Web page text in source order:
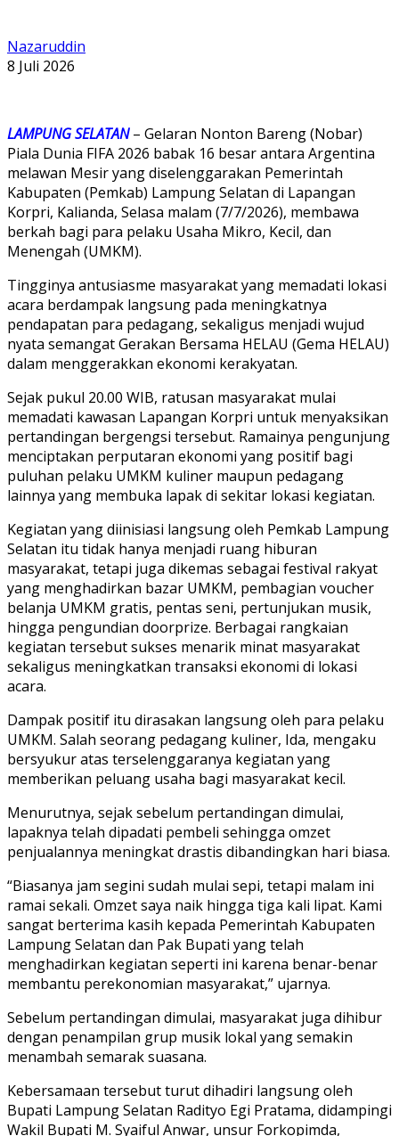
Nazaruddin
8 Juli 2026
LAMPUNG SELATAN– Gelaran Nonton Bareng (Nobar)
Piala Dunia FIFA 2026 babak 16 besar antara Argentina
melawan Mesir yang diselenggarakan Pemerintah
Kabupaten (Pemkab) Lampung Selatan di Lapangan
Korpri, Kalianda, Selasa malam (7/7/2026), membawa
berkah bagi para pelaku Usaha Mikro, Kecil, dan
Menengah (UMKM).
Tingginya antusiasme masyarakat yang memadati lokasi
acara berdampak langsung pada meningkatnya
pendapatan para pedagang, sekaligus menjadi wujud
nyata semangat Gerakan Bersama HELAU (Gema HELAU)
dalam menggerakkan ekonomi kerakyatan.
Sejak pukul 20.00 WIB, ratusan masyarakat mulai
memadati kawasan Lapangan Korpri untuk menyaksikan
pertandingan bergengsi tersebut. Ramainya pengunjung
menciptakan perputaran ekonomi yang positif bagi
puluhan pelaku UMKM kuliner maupun pedagang
lainnya yang membuka lapak di sekitar lokasi kegiatan.
Kegiatan yang diinisiasi langsung oleh Pemkab Lampung
Selatan itu tidak hanya menjadi ruang hiburan
masyarakat, tetapi juga dikemas sebagai festival rakyat
yang menghadirkan bazar UMKM, pembagian voucher
belanja UMKM gratis, pentas seni, pertunjukan musik,
hingga pengundian doorprize. Berbagai rangkaian
kegiatan tersebut sukses menarik minat masyarakat
sekaligus meningkatkan transaksi ekonomi di lokasi
acara.
Dampak positif itu dirasakan langsung oleh para pelaku
UMKM. Salah seorang pedagang kuliner, Ida, mengaku
bersyukur atas terselenggaranya kegiatan yang
memberikan peluang usaha bagi masyarakat kecil.
Menurutnya, sejak sebelum pertandingan dimulai,
lapaknya telah dipadati pembeli sehingga omzet
penjualannya meningkat drastis dibandingkan hari biasa.
“Biasanya jam segini sudah mulai sepi, tetapi malam ini
ramai sekali. Omzet saya naik hingga tiga kali lipat. Kami
sangat berterima kasih kepada Pemerintah Kabupaten
Lampung Selatan dan Pak Bupati yang telah
menghadirkan kegiatan seperti ini karena benar-benar
membantu perekonomian masyarakat,” ujarnya.
Sebelum pertandingan dimulai, masyarakat juga dihibur
dengan penampilan grup musik lokal yang semakin
menambah semarak suasana.
Kebersamaan tersebut turut dihadiri langsung oleh
Bupati Lampung Selatan Radityo Egi Pratama, didampingi
Wakil Bupati M. Syaiful Anwar, unsur Forkopimda,